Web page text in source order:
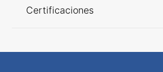
Certificaciones